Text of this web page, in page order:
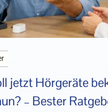
jetzt Hörgeräte
– Bester